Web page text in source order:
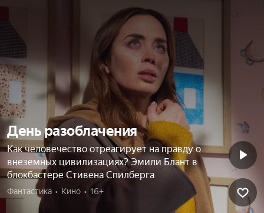
День разоблачения
Как человечество отреагирует на правду о
внеземных цивилизациях? Эмили Блант в
блокбастере Стивена Спилберга
Фантастика  •  Кино  •  16+